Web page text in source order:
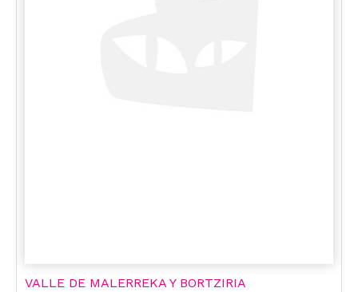
VALLE DE MALERREKA Y BORTZIRIA